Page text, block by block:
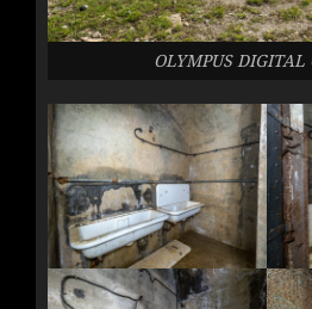
OLYMPUS DIGITAL